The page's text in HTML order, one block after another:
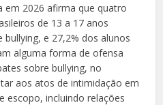
em 2026 afirma que quatro
de 13 a 17 anos
e 27,2% dos alunos
alguma forma de ofensa
sobre bullying, no
aos atos de intimidação em
escopo, incluindo relações